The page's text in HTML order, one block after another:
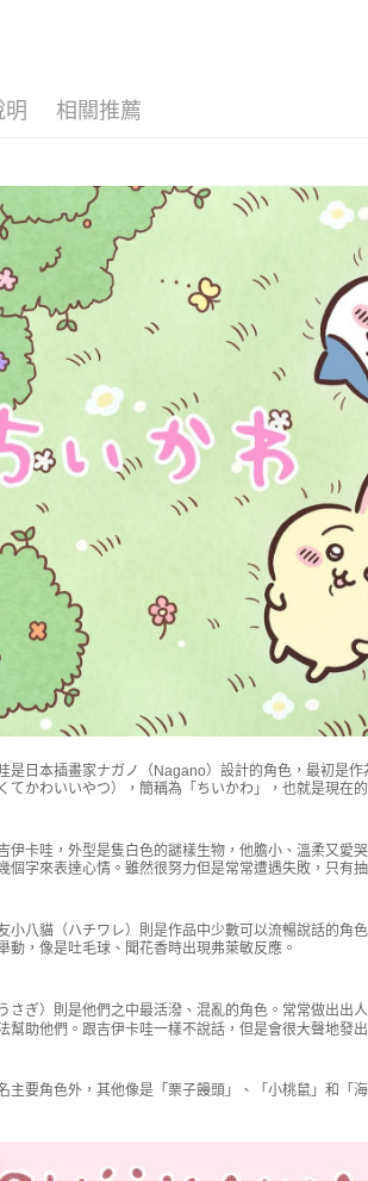
明 相關推薦
是日本插畫家ナガノ（Nagano）設計的角色，最初是
てかわいいやつ），簡稱為「ちいかわ」，也就是現在的
伊卡哇，外型是隻白色的謎樣生物，他膽小、溫柔又愛
個字來表達心情。雖然很努力但是常常遭遇失敗，只有
小八貓（ハチワレ）則是作品中少數可以流暢說話的角
動，像是吐毛球、聞花香時出現弗萊敏反應。
さぎ）則是他們之中最活潑、混亂的角色。常常做出出
幫助他們。跟吉伊卡哇一樣不說話，但是會很大聲地發
主要角色外，其他像是「栗子饅頭」、「小桃鼠」和「